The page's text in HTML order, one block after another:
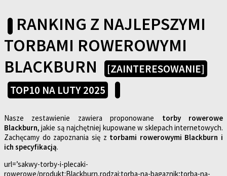
RANKING Z NAJLEPSZYMI
TORBAMI ROWEROWYMI
BLACKBURN
[ZAINTERESOWANIE]
TOP10 NA LUTY 2025
Nasze zestawienie zawiera proponowane torby rowerowe
Blackburn, jakie są najchętniej kupowane w sklepach internetowych.
Zachęcamy do zapoznania się z torbami rowerowymi Blackburn i
ich specyfikacją.
url=’sakwy-torby-i-plecaki-
rowerowe/produkt:Blackburn,rodzaj:torba-na-bagaznik;torba-na-